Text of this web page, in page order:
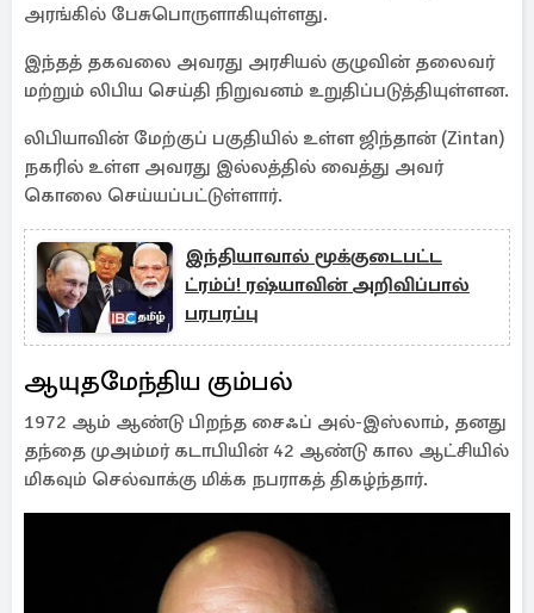
அரங்கில் பேசுபொருளாகியுள்ளது.
இந்தத் தகவலை அவரது அரசியல் குழுவின் தலைவர்
மற்றும் லிபிய செய்தி நிறுவனம் உறுதிப்படுத்தியுள்ளன.
லிபியாவின் மேற்குப் பகுதியில் உள்ள ஜிந்தான் (Zintan)
நகரில் உள்ள அவரது இல்லத்தில் வைத்து அவர்
கொலை செய்யப்பட்டுள்ளார்.
இந்தியாவால் மூக்குடைபட்ட
ட்ரம்ப்! ரஷ்யாவின் அறிவிப்பால்
பரபரப்பு
ஆயுதமேந்திய கும்பல்
1972 ஆம் ஆண்டு பிறந்த சைஃப் அல்-இஸ்லாம், தனது
தந்தை முஅம்மர் கடாபியின் 42 ஆண்டு கால ஆட்சியில்
மிகவும் செல்வாக்கு மிக்க நபராகத் திகழ்ந்தார்.